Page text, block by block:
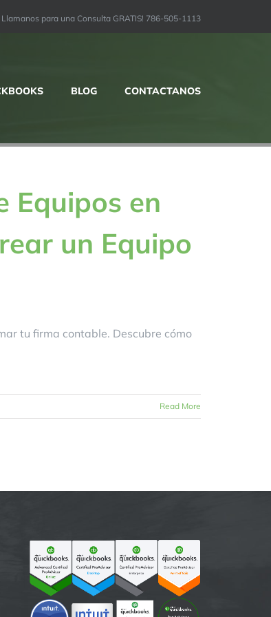
Llamanos para una Consulta GRATIS! 786-505-1113
BLOG CONTACTANOS
Equipos en
un Equipo
tu firma contable. Descubre cómo
Read More